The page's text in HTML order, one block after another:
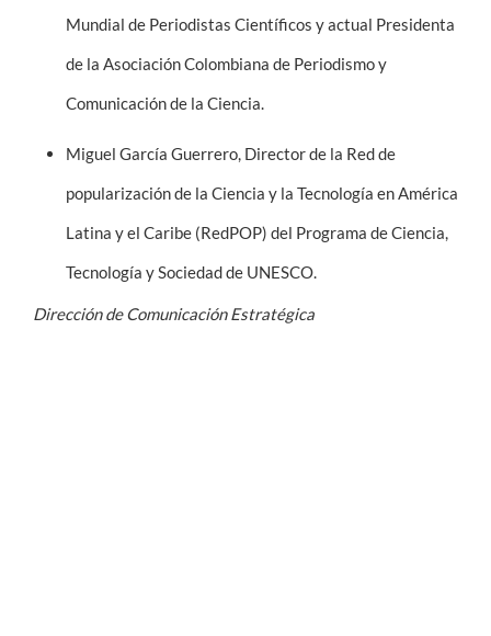
Mundial de Periodistas Científicos y actual Presidenta
de la Asociación Colombiana de Periodismo y
Comunicación de la Ciencia.
Miguel García Guerrero, Director de la Red de
popularización de la Ciencia y la Tecnología en América
Latina y el Caribe (RedPOP) del Programa de Ciencia,
Tecnología y Sociedad de UNESCO.
Dirección de Comunicación Estratégica